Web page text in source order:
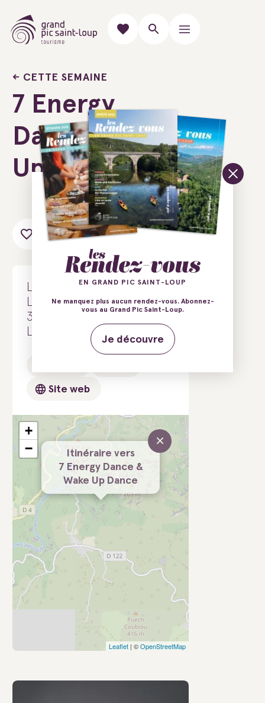
CETTE SEMAINE
7 Energy
Dance & Wake
Up Dance
Ajouter au carnet de voyage
Le Hameau de l'étoile
Le Frouzet
34380 Saint-Martin-de-
Site web
Itinéraire vers
7 Energy Dance &
Wake Up Dance
×
+
−
Leaflet | ©OpenStreetMap
EN GRAND PIC SAINT-LOUP
Ne manquez plus aucun rendez-vous. Abonnez-
vous au Grand Pic Saint-Loup.
Je découvre